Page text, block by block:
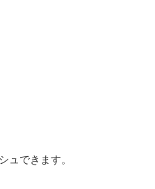
ュできます。